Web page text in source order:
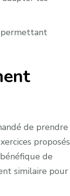
permettant
de prendre
proposés
de
similaire pour